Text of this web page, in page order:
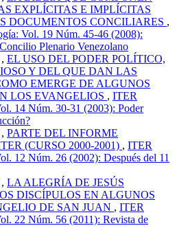
EXPLÍCITAS E IMPLÍCITAS
DOCUMENTOS CONCILIARES ,
Vol. 19 Núm. 45-46 (2008):
Plenario Venezolano
EL USO DEL PODER POLÍTICO,
Y DEL QUE DAN LAS
EMERGE DE ALGUNOS
LOS EVANGELIOS , ITER
14 Núm. 30-31 (2003): Poder
PARTE DEL INFORME
(CURSO 2000-2001) , ITER
12 Núm. 26 (2002): Después del 11
LA ALEGRÍA DE JESÚS
DISCÍPULOS EN ALGUNOS
DE SAN JUAN , ITER
22 Núm. 56 (2011): Revista de